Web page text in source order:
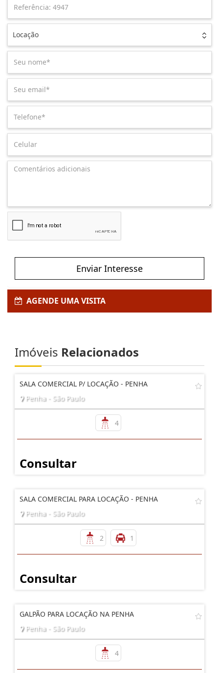
Locação
Enviar Interesse
AGENDE UMA VISITA
Imóveis Relacionados
SALA COMERCIAL P/ LOCAÇÃO - PENHA
Penha - São Paulo
4
Consultar
SALA COMERCIAL PARA LOCAÇÃO - PENHA
Penha - São Paulo
2 1
Consultar
GALPÃO PARA LOCAÇÃO NA PENHA
Penha - São Paulo
4